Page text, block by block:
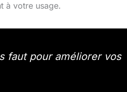
à votre usage.
faut pour améliorer vos